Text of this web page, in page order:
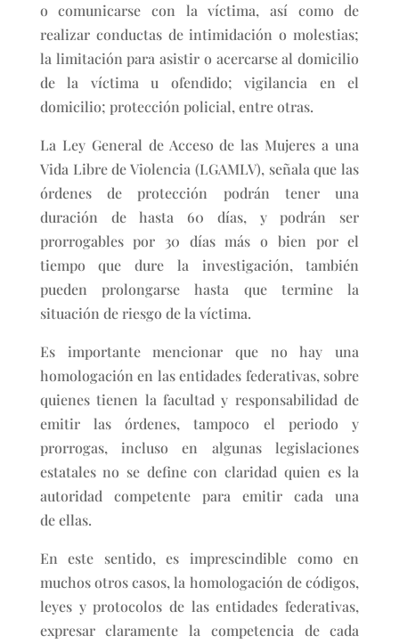
o comunicarse con la víctima, así como de
realizar conductas de intimidación o molestias;
la limitación para asistir o acercarse al domicilio
de la víctima u ofendido; vigilancia en el
domicilio; protección policial, entre otras.
La Ley General de Acceso de las Mujeres a una
Vida Libre de Violencia (LGAMLV), señala que las
órdenes de protección podrán tener una
duración de hasta 60 días, y podrán ser
prorrogables por 30 días más o bien por el
tiempo que dure la investigación, también
pueden prolongarse hasta que termine la
situación de riesgo de la víctima.
Es importante mencionar que no hay una
homologación en las entidades federativas, sobre
quienes tienen la facultad y responsabilidad de
emitir las órdenes, tampoco el periodo y
prorrogas, incluso en algunas legislaciones
estatales no se define con claridad quien es la
autoridad competente para emitir cada una
de ellas.
En este sentido, es imprescindible como en
muchos otros casos, la homologación de códigos,
leyes y protocolos de las entidades federativas,
expresar claramente la competencia de cada